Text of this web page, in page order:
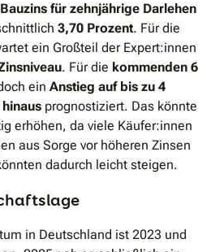
für zehnjährige Darlehen
3,70 Prozent. Für die
ein Großteil der Expert:innen
. Für die kommenden 6
ein Anstieg auf bis zu 4
prognostiziert. Das könnte
erhöhen, da viele Käufer:innen
aus Sorge vor höheren Zinsen
dadurch leicht steigen.
in Deutschland ist 2023 und